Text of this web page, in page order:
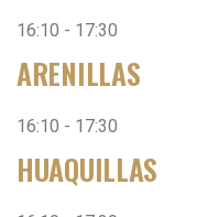
16:10 - 17:30
ARENILLAS
16:10 - 17:30
HUAQUILLAS